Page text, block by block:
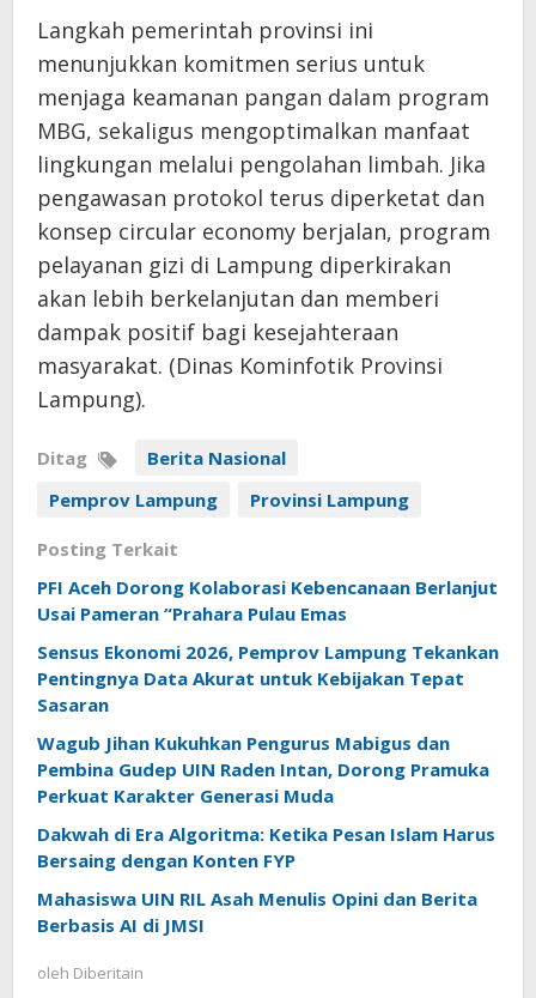
Langkah pemerintah provinsi ini
menunjukkan komitmen serius untuk
menjaga keamanan pangan dalam program
MBG, sekaligus mengoptimalkan manfaat
lingkungan melalui pengolahan limbah. Jika
pengawasan protokol terus diperketat dan
konsep circular economy berjalan, program
pelayanan gizi di Lampung diperkirakan
akan lebih berkelanjutan dan memberi
dampak positif bagi kesejahteraan
masyarakat. (Dinas Kominfotik Provinsi
Lampung).
Ditag
Berita Nasional
Pemprov Lampung
Provinsi Lampung
Posting Terkait
PFI Aceh Dorong Kolaborasi Kebencanaan Berlanjut
Usai Pameran “Prahara Pulau Emas
Sensus Ekonomi 2026, Pemprov Lampung Tekankan
Pentingnya Data Akurat untuk Kebijakan Tepat
Sasaran
Wagub Jihan Kukuhkan Pengurus Mabigus dan
Pembina Gudep UIN Raden Intan, Dorong Pramuka
Perkuat Karakter Generasi Muda
Dakwah di Era Algoritma: Ketika Pesan Islam Harus
Bersaing dengan Konten FYP
Mahasiswa UIN RIL Asah Menulis Opini dan Berita
Berbasis AI di JMSI
oleh Diberitain